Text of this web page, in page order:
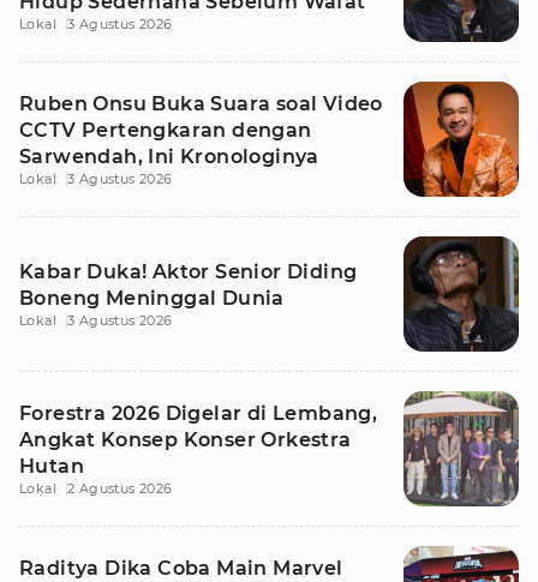
Lokal 3 Agustus 2026
Ruben Onsu Buka Suara soal Video
CCTV Pertengkaran dengan
Sarwendah, Ini Kronologinya
Lokal 3 Agustus 2026
Kabar Duka! Aktor Senior Diding
Boneng Meninggal Dunia
Lokal 3 Agustus 2026
Forestra 2026 Digelar di Lembang,
Angkat Konsep Konser Orkestra
Hutan
Lokal 2 Agustus 2026
Raditya Dika Coba Main Marvel